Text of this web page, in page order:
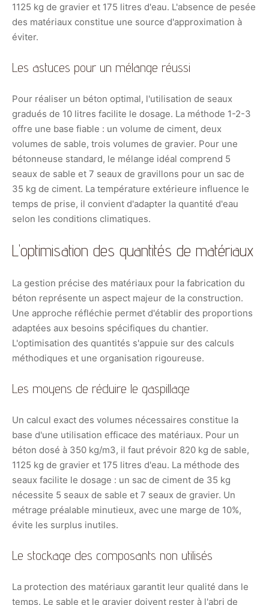
1125 kg de gravier et 175 litres d'eau. L'absence de pesée
des matériaux constitue une source d'approximation à
éviter.
Les astuces pour un mélange réussi
Pour réaliser un béton optimal, l'utilisation de seaux
gradués de 10 litres facilite le dosage. La méthode 1-2-3
offre une base fiable : un volume de ciment, deux
volumes de sable, trois volumes de gravier. Pour une
bétonneuse standard, le mélange idéal comprend 5
seaux de sable et 7 seaux de gravillons pour un sac de
35 kg de ciment. La température extérieure influence le
temps de prise, il convient d'adapter la quantité d'eau
selon les conditions climatiques.
L'optimisation des quantités de matériaux
La gestion précise des matériaux pour la fabrication du
béton représente un aspect majeur de la construction.
Une approche réfléchie permet d'établir des proportions
adaptées aux besoins spécifiques du chantier.
L'optimisation des quantités s'appuie sur des calculs
méthodiques et une organisation rigoureuse.
Les moyens de réduire le gaspillage
Un calcul exact des volumes nécessaires constitue la
base d'une utilisation efficace des matériaux. Pour un
béton dosé à 350 kg/m3, il faut prévoir 820 kg de sable,
1125 kg de gravier et 175 litres d'eau. La méthode des
seaux facilite le dosage : un sac de ciment de 35 kg
nécessite 5 seaux de sable et 7 seaux de gravier. Un
métrage préalable minutieux, avec une marge de 10%,
évite les surplus inutiles.
Le stockage des composants non utilisés
La protection des matériaux garantit leur qualité dans le
temps. Le sable et le gravier doivent rester à l'abri de